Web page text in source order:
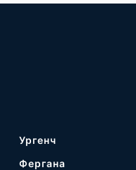
Ургенч
Фергана